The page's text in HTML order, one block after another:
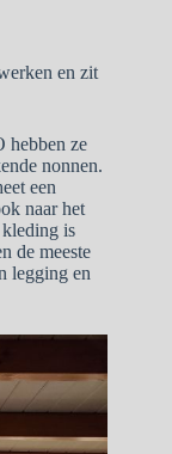
en zit
hebben ze
nonnen.
een
naar het
is
de meeste
legging en